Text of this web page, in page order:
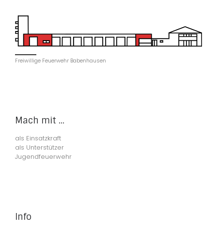
Freiwillige Feuerwehr Babenhausen
Mach mit ...
als Einsatzkraft
als Unterstützer
Jugendfeuerwehr
Info